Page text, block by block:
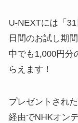
U-NEXTには「
日間のお試し期
中でも1,000円分
らえます！
プレゼントされ
経由でNHKオン